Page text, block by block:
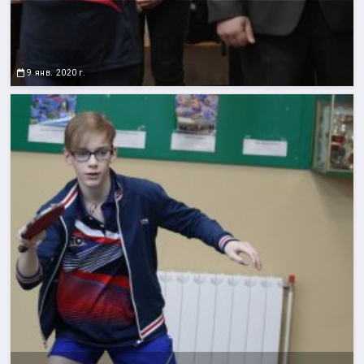
9 янв. 2020 г.